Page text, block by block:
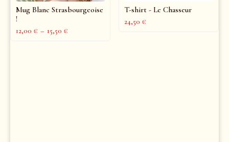
Mug Blanc Strasbourgeoise
!
12,00 € – 15,50 €
T-shirt - Le Chasseur
24,50 €